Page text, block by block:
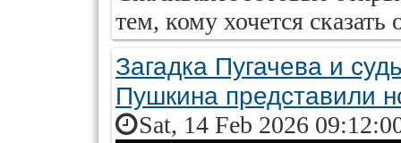
тем, кому хочется
Загадка Пугачева и
Пушкина представили
Sat, 14 Feb 2026